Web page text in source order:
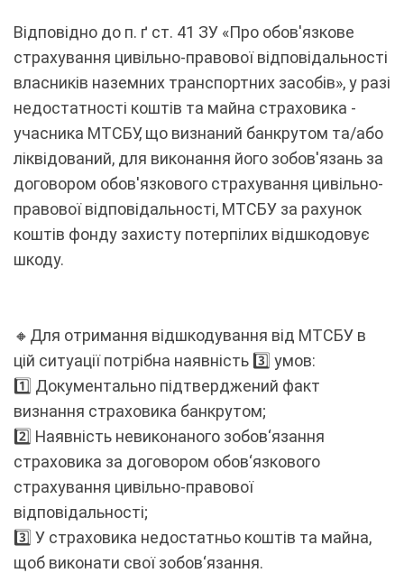
Відповідно до п. ґ ст. 41 ЗУ «Про обов'язкове
страхування цивільно-правової відповідальності
власників наземних транспортних засобів», у разі
недостатності коштів та майна страховика -
учасника МТСБУ, що визнаний банкрутом та/або
ліквідований, для виконання його зобов'язань за
договором обов'язкового страхування цивільно-
правової відповідальності, МТСБУ за рахунок
коштів фонду захисту потерпілих відшкодовує
шкоду.
🔸Для отримання відшкодування від МТСБУ в
цій ситуації потрібна наявність 3️⃣ умов:
1️⃣ Документально підтверджений факт
визнання страховика банкрутом;
2️⃣ Наявність невиконаного зобов‘язання
страховика за договором обов‘язкового
страхування цивільно-правової
відповідальності;
3️⃣ У страховика недостатньо коштів та майна,
щоб виконати свої зобов‘язання.